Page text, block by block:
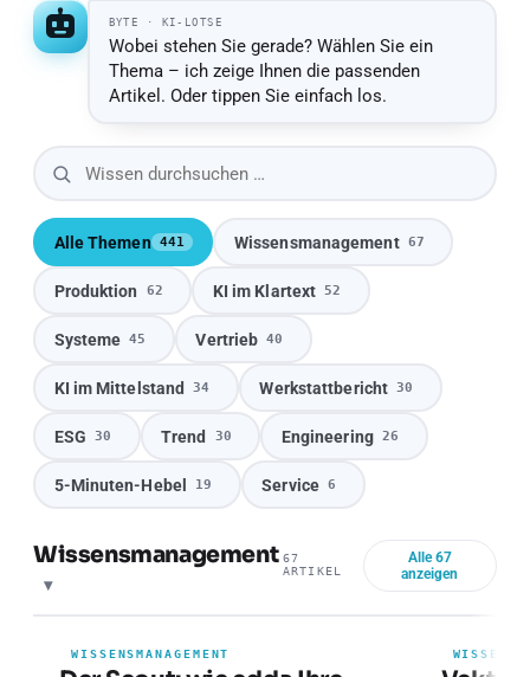
BYTE · KI-LOTSE
Wobei stehen Sie gerade? Wählen Sie ein
Thema – ich zeige Ihnen die passenden
Artikel. Oder tippen Sie einfach los.
Alle Themen 441 Wissensmanagement 67
Produktion 62 KI im Klartext 52
Systeme 45 Vertrieb 40
KI im Mittelstand 34 Werkstattbericht 30
ESG 30 Trend 30 Engineering 26
5-Minuten-Hebel 19 Service 6
Wissensmanagement 67
ARTIKEL
Alle 67
anzeigen
Baustein
WISSENSMANAGEMENT
Baustein